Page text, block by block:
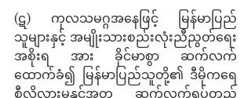
(ဋ) ကုလသမဂ္ဂအနေဖြင့် မြန်မာပြည်
သူများနှင့် အမျိုးသားစည်းလုံးညီညွတ်ရေး
အစိုးရ အား ခိုင်မာစွာ ဆက်လက်
ထောက်ခံ၍ မြန်မာပြည်သူတို့၏ ဒီမိုကရေ
စီလိုလားမှုနှင့်အတူ ဆက်လက်ရပ်တည်